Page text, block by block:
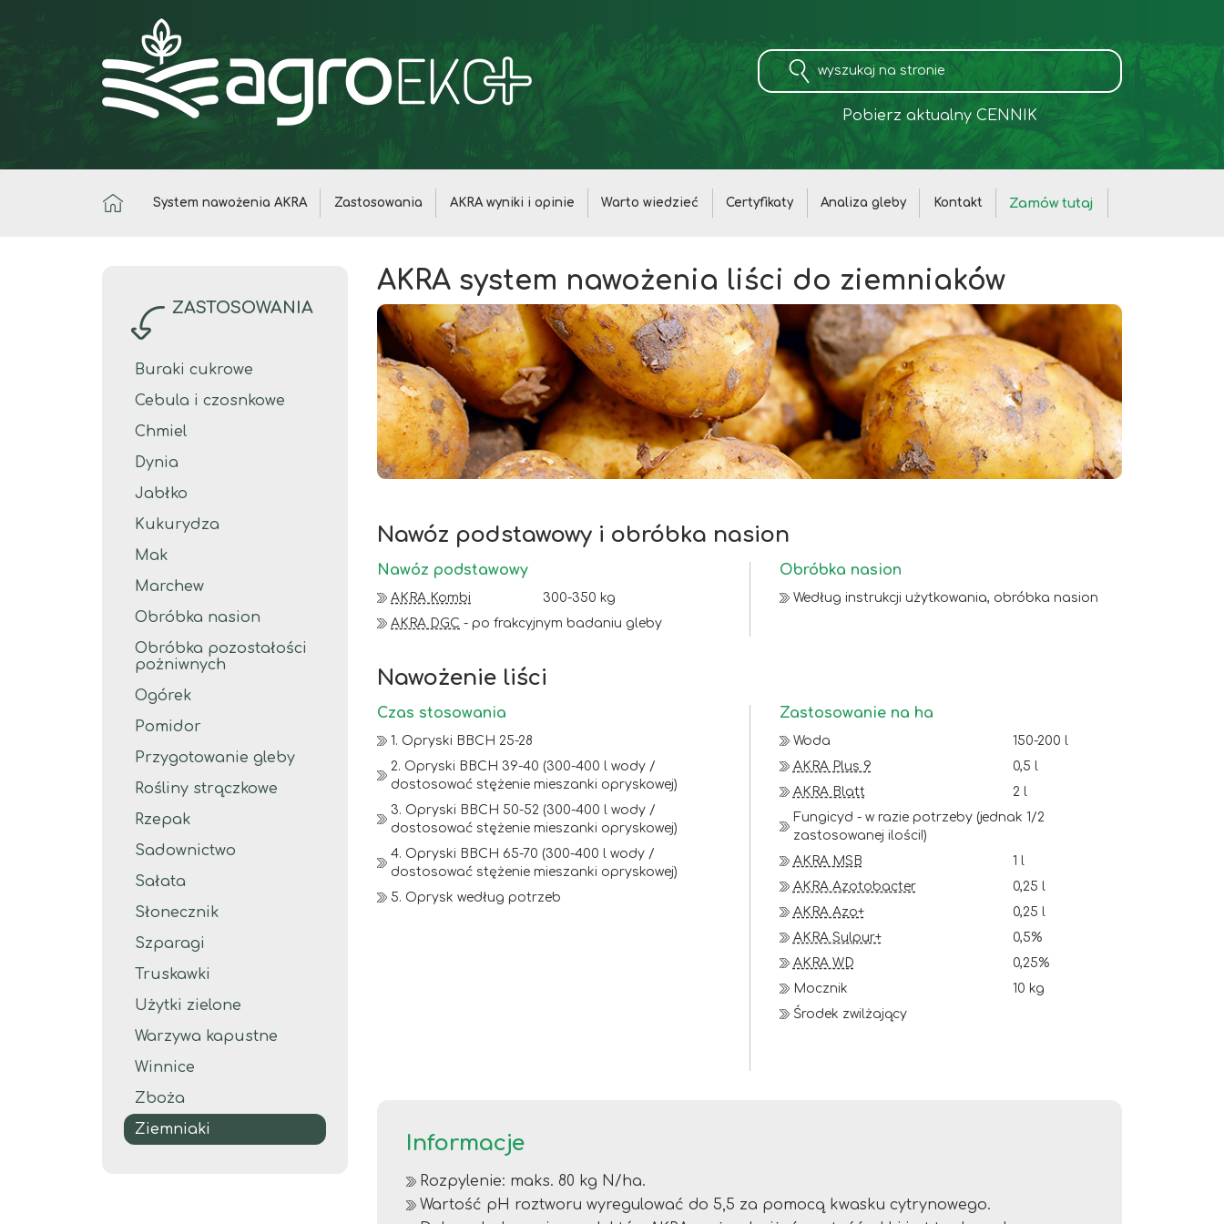
Pobierz aktualny CENNIK
System nawożenia AKRA Zastosowania AKRA wyniki i opinie Warto wiedzieć Certyfikaty Analiza gleby Kontakt Zamów tutaj
ZASTOSOWANIA
Buraki cukrowe
Cebula i czosnkowe
Chmiel
Dynia
Jabłko
Kukurydza
Mak
Marchew
Obróbka nasion
Obróbka pozostałości
pożniwnych
Ogórek
Pomidor
Przygotowanie gleby
Rośliny strączkowe
Rzepak
Sadownictwo
Sałata
Słonecznik
Szparagi
Truskawki
Użytki zielone
Warzywa kapustne
Winnice
Zboża
Ziemniaki
AKRA system nawożenia liści do ziemniaków
Nawóz podstawowy i obróbka nasion
Nawóz podstawowy
AKRA Kombi
300-350 kg
AKRA DGC - po frakcyjnym badaniu gleby
Obróbka nasion
Według instrukcji użytkowania, obróbka nasion
Nawożenie liści
Czas stosowania
1. Opryski BBCH 25-28
2. Opryski BBCH 39-40 (300-400 l wody /
dostosować stężenie mieszanki opryskowej)
3. Opryski BBCH 50-52 (300-400 l wody /
dostosować stężenie mieszanki opryskowej)
4. Opryski BBCH 65-70 (300-400 l wody /
dostosować stężenie mieszanki opryskowej)
5. Oprysk według potrzeb
Zastosowanie na ha
Woda
150-200 l
AKRA Plus 9
0,5 l
AKRA Blatt
2 l
Fungicyd - w razie potrzeby (jednak 1/2
zastosowanej ilości!)
AKRA MSB
1 l
AKRA Azotobacter
0,25 l
AKRA Azo+
0,25 l
AKRA Sulpur+
0,5%
AKRA WD
0,25%
Mocznik
10 kg
Środek zwilżający
Informacje
Rozpylenie: maks. 80 kg N/ha.
Wartość pH roztworu wyregulować do 5,5 za pomocą kwasku cytrynowego.